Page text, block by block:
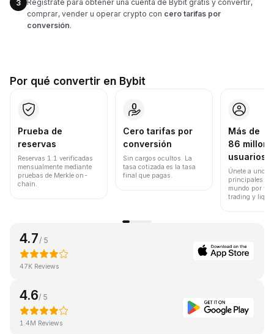
3
Regístrate para obtener una cuenta de Bybit gratis y convertir,
comprar, vender u operar crypto con cero tarifas por
conversión.
Por qué convertir en Bybit
Prueba de
reservas
Reservas 1:1 verificadas
mensualmente mediante
pruebas de Merkle on-
chain.
Cero tarifas por
conversión
Sin cargos ocultos. La
tasa cotizada es la tasa
final que pagas.
Más de
86
usuarios
Únete a uno
principales
mundo por
trading y
4.7 / 5
47K Reviews
4.6/ 5
1.4M Reviews